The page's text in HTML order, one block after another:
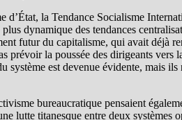
d’État, la Tendance Socialisme
dynamique des tendances
futur du capitalisme, qui avait déjà
prévoir la poussée des dirigeants
système est devenue évidente, mais
bureaucratique pensaient
lutte titanesque entre deux systèmes